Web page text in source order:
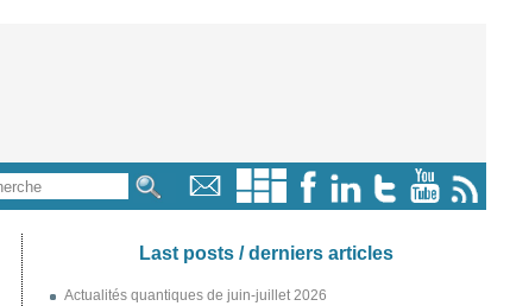
Last posts / derniers articles
Actualités quantiques de juin-juillet 2026